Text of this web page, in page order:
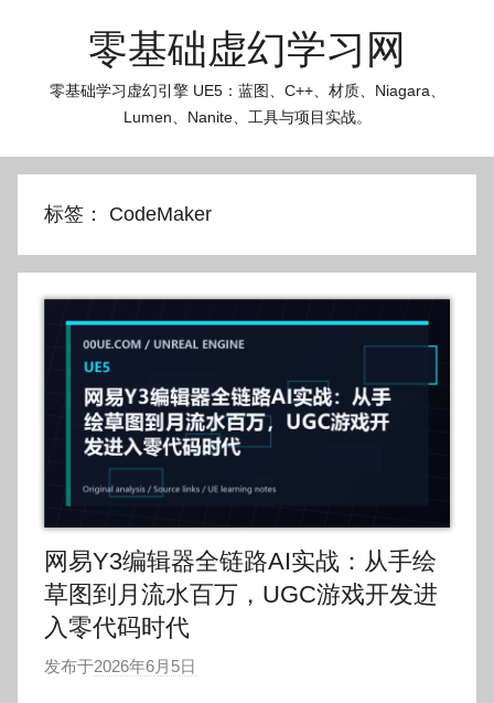
零基础虚幻学习网
零基础学习虚幻引擎 UE5：蓝图、C++、材质、Niagara、
Lumen、Nanite、工具与项目实战。
标签： CodeMaker
网易Y3编辑器全链路AI实战：从手绘
草图到月流水百万，UGC游戏开发进
入零代码时代
发布于2026年6月5日